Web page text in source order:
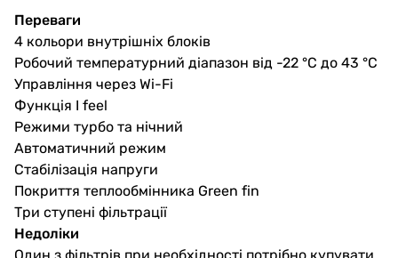
Переваги
4 кольори внутрішніх блоків
Робочий температурний діапазон від -22 °C до 43 °C
Управління через Wi-Fi
Функція I feel
Режими турбо та нічний
Автоматичний режим
Стабілізація напруги
Покриття теплообмінника Green fin
Три ступені фільтрації
Недоліки